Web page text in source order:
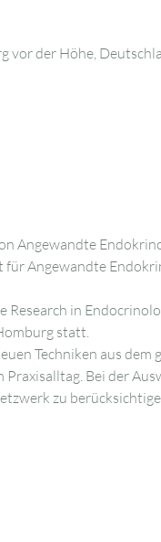
vor der Höhe,
Angewandte
Angewandte
Research in
statt.
Techniken aus dem
Bei der
zu